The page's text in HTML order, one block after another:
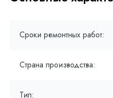
Сроки ремонтных работ:
Страна производства:
Тип: